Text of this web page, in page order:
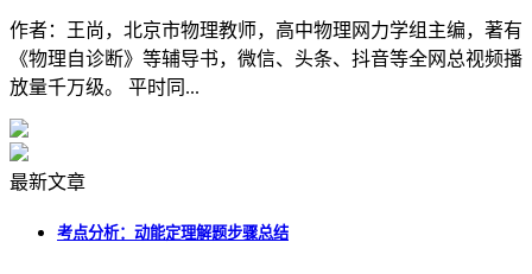
作者：王尚，北京市物理教师，高中物理网力学组主编，著有
《物理自诊断》等辅导书，微信、头条、抖音等全网总视频播
放量千万级。 平时同...
最新文章
考点分析：动能定理解题步骤总结